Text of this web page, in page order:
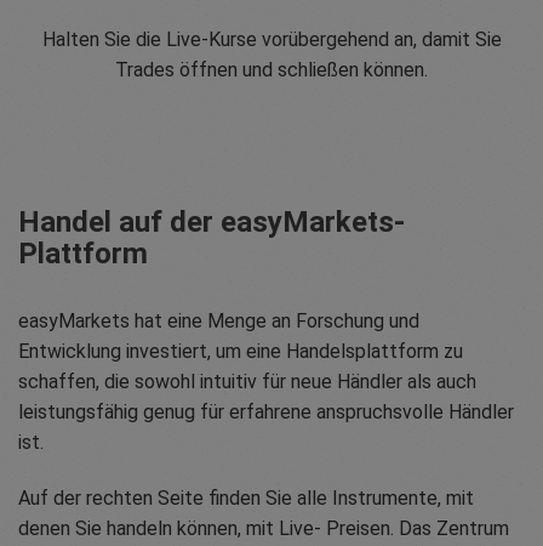
Halten Sie die Live-Kurse vorübergehend an, damit Sie
Trades öffnen und schließen können.
Handel auf der easyMarkets-
Plattform
easyMarkets hat eine Menge an Forschung und
Entwicklung investiert, um eine Handelsplattform zu
schaffen, die sowohl intuitiv für neue Händler als auch
leistungsfähig genug für erfahrene anspruchsvolle Händler
ist.
Auf der rechten Seite finden Sie alle Instrumente, mit
denen Sie handeln können, mit Live- Preisen. Das Zentrum